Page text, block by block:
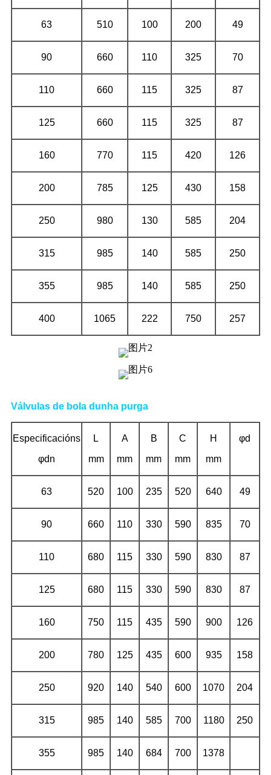
63 510 100 200 49
90 660 110 325 70
110 660 115 325 87
125 660 115 325 87
160 770 115 420 126
200 785 125 430 158
250 980 130 585 204
315 985 140 585 250
355 985 140 585 250
400 1065 222 750 257
Válvulas de bola dunha purga
Especificacións
φdn
L
mm
A
mm
B
mm
C
mm
H
mm
φd
63 520 100 235 520 640 49
90 660 110 330 590 835 70
110 680 115 330 590 830 87
125 680 115 330 590 830 87
160 750 115 435 590 900 126
200 780 125 435 600 935 158
250 920 140 540 600 1070 204
315 985 140 585 700 1180 250
355 985 140 684 700 1378